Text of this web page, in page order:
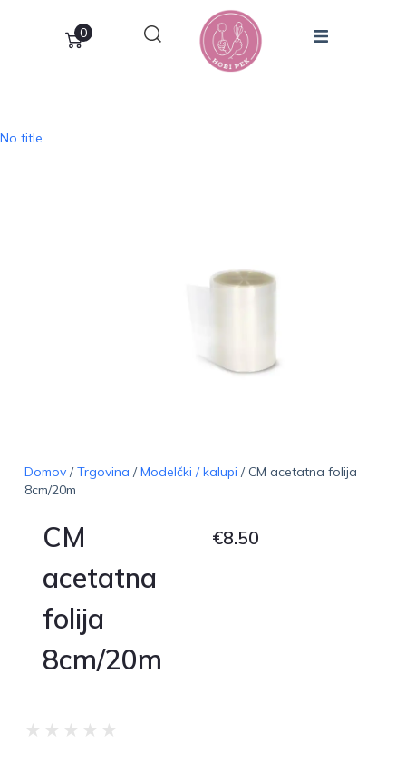
0
No title
Domov/Trgovina /Modelčki / kalupi / CM acetatna folija
8cm/20m
CM
acetatna
folija
8cm/20m
€8.50
★ ★ ★ ★ ★